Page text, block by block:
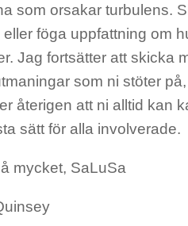
som orsakar turbulens.
eller föga uppfattning om
Jag fortsätter att skicka
som ni stöter
återigen att ni alltid kan
sätt för alla involverade.
mycket, SaLuSa